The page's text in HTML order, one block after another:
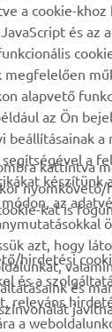
a cookie-
és az
megfelelően
alapvető
az Ön
beállításainak
a
készítünk
az
azt, hogy
és
kattintva
kat is
hirdetési
és a
releváns
a